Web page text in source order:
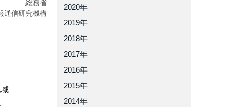
総務省
通信研究機構
2020年
2019年
2018年
2017年
2016年
2015年
2014年